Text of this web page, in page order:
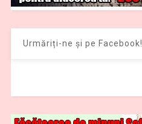
Urmăriți-ne și pe Facebook!